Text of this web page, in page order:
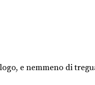
e nemmeno di